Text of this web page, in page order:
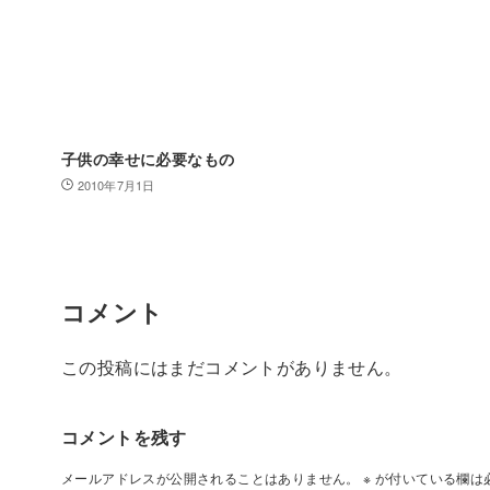
子供の幸せに必要なもの
2010年7月1日
コメント
この投稿にはまだコメントがありません。
コメントを残す
メールアドレスが公開されることはありません。 ※ が付いている欄は